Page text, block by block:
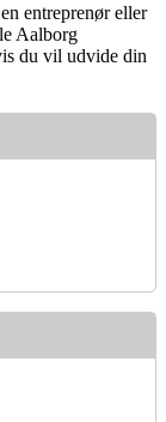
entreprenør eller
Aalborg
du vil udvide din